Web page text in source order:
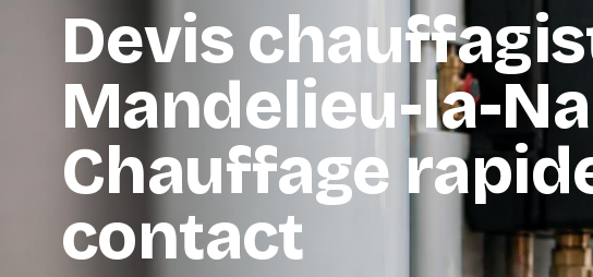
Devis
Mandelieu-la-
Chauffage
contact